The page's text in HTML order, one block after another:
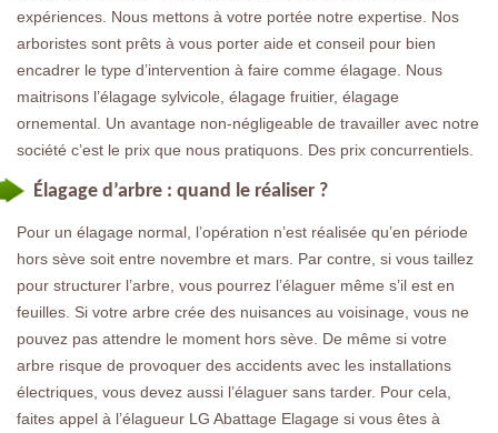
expériences. Nous mettons à votre portée notre expertise. Nos
arboristes sont prêts à vous porter aide et conseil pour bien
encadrer le type d’intervention à faire comme élagage. Nous
maitrisons l’élagage sylvicole, élagage fruitier, élagage
ornemental. Un avantage non-négligeable de travailler avec notre
société c’est le prix que nous pratiquons. Des prix concurrentiels.
Élagage d’arbre : quand le réaliser ?
Pour un élagage normal, l’opération n’est réalisée qu’en période
hors sève soit entre novembre et mars. Par contre, si vous taillez
pour structurer l’arbre, vous pourrez l’élaguer même s’il est en
feuilles. Si votre arbre crée des nuisances au voisinage, vous ne
pouvez pas attendre le moment hors sève. De même si votre
arbre risque de provoquer des accidents avec les installations
électriques, vous devez aussi l’élaguer sans tarder. Pour cela,
faites appel à l’élagueur LG Abattage Elagage si vous êtes à